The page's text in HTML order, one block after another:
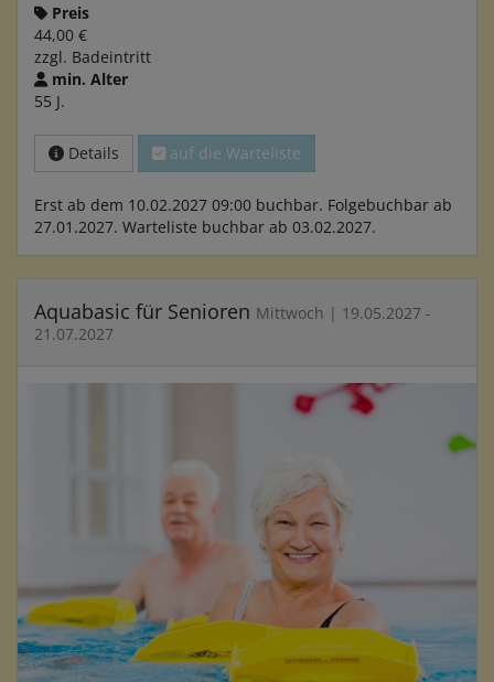
Preis
44,00 €
zzgl. Badeintritt
min. Alter
55 J.
Details auf die Warteliste
Erst ab dem 10.02.2027 09:00 buchbar. Folgebuchbar ab
27.01.2027. Warteliste buchbar ab 03.02.2027.
Aquabasic für Senioren Mittwoch | 19.05.2027 -
21.07.2027